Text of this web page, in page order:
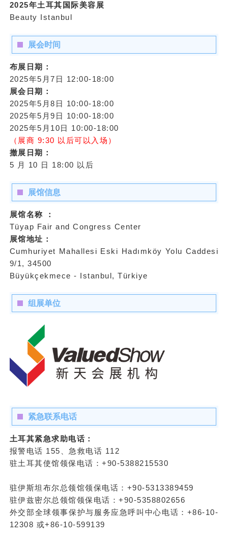
2025年土耳其国际美容展
Beauty Istanbul
展会时间
布展日期：
2025年5月7日 12:00-18:00
展会日期：
2025年5月8日 10:00-18:00
2025年5月9日 10:00-18:00
2025年5月10日 10:00-18:00
（展商 9:30 以后可以入场）
撤展日期：
5 月 10 日 18:00 以后
展馆信息
展馆名称 ：
Tüyap Fair and Congress Center
展馆地址：
Cumhuriyet Mahallesi Eski Hadımköy Yolu Caddesi
9/1, 34500
Büyükçekmece - Istanbul, Türkiye
组展单位
紧急联系电话
土耳其紧急求助电话：
报警电话 155、急救电话 112
驻土耳其使馆领保电话：+90-5388215530
驻伊斯坦布尔总领馆领保电话：+90-5313389459
驻伊兹密尔总领馆领保电话：+90-5358802656
外交部全球领事保护与服务应急呼叫中心电话：+86-10-
12308 或+86-10-599139